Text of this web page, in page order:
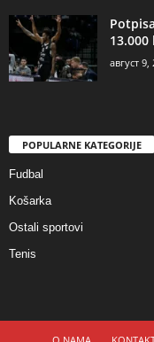
август 9,
POPULARNE KATEGORIJE
Fudbal
Košarka
Ostali sportovi
Tenis